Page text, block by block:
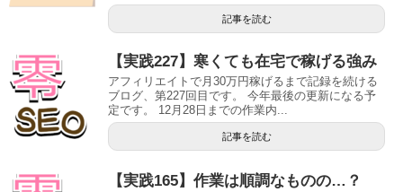
記事を読む
【実践227】寒くても在宅で稼げる強み
アフィリエイトで月30万円稼げるまで記録を続ける
ブログ、第227回目です。 今年最後の更新になる予
定です。 12月28日までの作業内...
記事を読む
【実践165】作業は順調なものの…？